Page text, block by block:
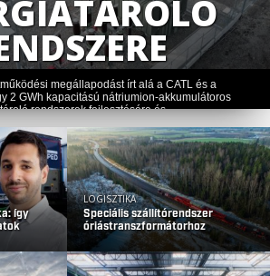
Synapticon GmbH stratégiai együttműködést
célja integrált aktuátorok fejlesztése és
így
LOGISZTIKA
Speciális szállítórendszer
óriástranszformátorhoz